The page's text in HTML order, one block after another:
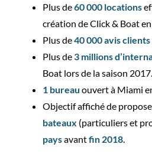
Plus de60 000 locations
création de Click & Boat
Plus de40 000 avis clients
Plus de 3 millions
Boat lors de la saison 2017.
1 bureau ouvert à Miami
Objectif affiché de
bateaux (particuliers et
paysavantfin 2018